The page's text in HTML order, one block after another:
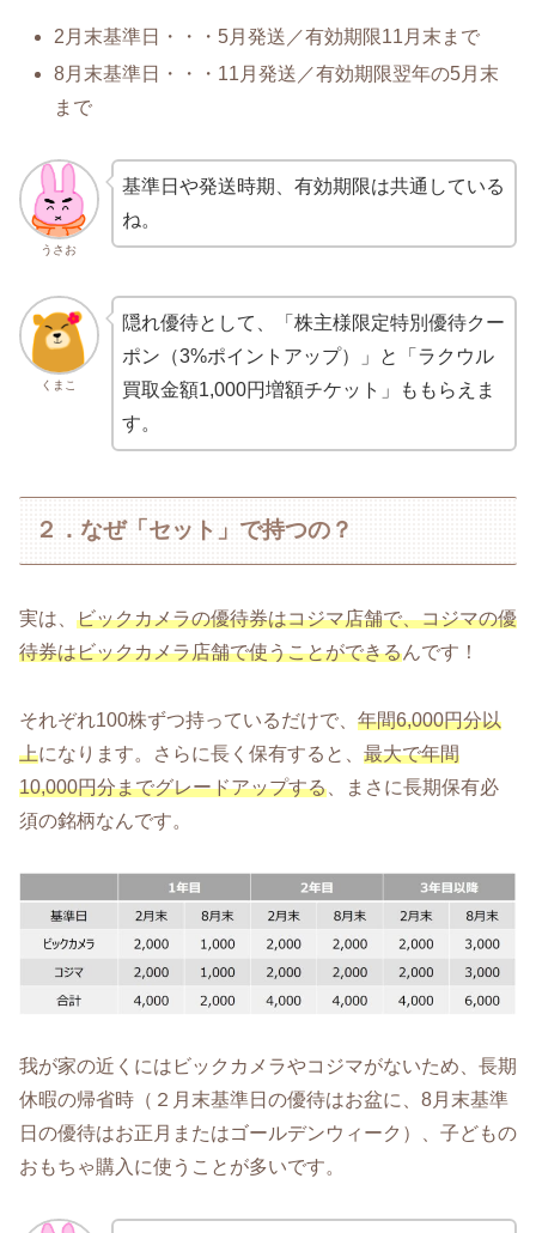
2月末基準日・・・5月発送／有効期限11月末まで
8月末基準日・・・11月発送／有効期限翌年の5月末
まで
うさお
基準日や発送時期、有効期限は共通している
ね。
くまこ
隠れ優待として、「株主様限定特別優待クー
ポン（3%ポイントアップ）」と「ラクウル
買取金額1,000円増額チケット」ももらえま
す。
２．なぜ「セット」で持つの？
実は、 ビックカメラの優待券はコジマ店舗で、コジマの優
待券はビックカメラ店舗で使うことができるんです！
それぞれ100株ずつ持っているだけで、 年間6,000円分以
上になります。さらに長く保有すると、 最大で年間
10,000円分までグレードアップする 、まさに長期保有必
須の銘柄なんです。
我が家の近くにはビックカメラやコジマがないため、長期
休暇の帰省時（２月末基準日の優待はお盆に、8月末基準
日の優待はお正月またはゴールデンウィーク）、子どもの
おもちゃ購入に使うことが多いです。